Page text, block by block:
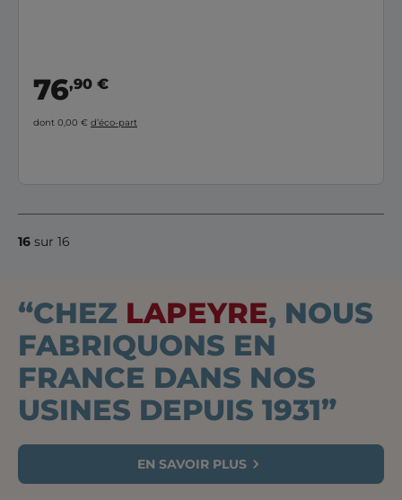
76,90 €
dont 0,00 € d’éco-part
16 sur 16
“CHEZ LAPEYRE, NOUS
FABRIQUONS EN
FRANCE DANS NOS
USINES DEPUIS 1931”
EN SAVOIR PLUS